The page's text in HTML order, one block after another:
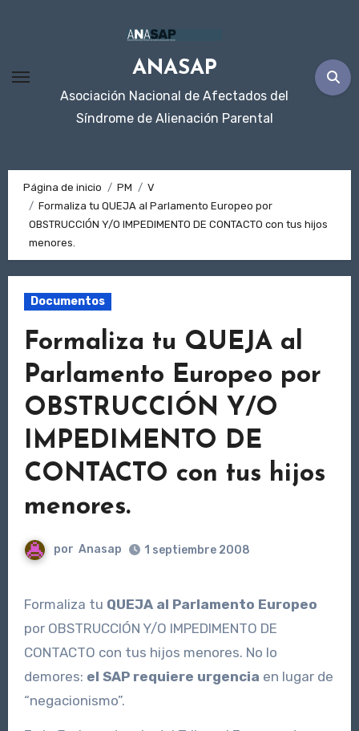
ANASAP
Asociación Nacional de Afectados del
Síndrome de Alienación Parental
Página de inicio PM
V
Formaliza tu QUEJA al Parlamento Europeo por
OBSTRUCCIÓN Y/O IMPEDIMENTO DE CONTACTO con tus hijos
menores.
Documentos
Formaliza tu QUEJA al
Parlamento Europeo por
OBSTRUCCIÓN Y/O
IMPEDIMENTO DE
CONTACTO con tus hijos
menores.
por Anasap 1 septiembre 2008
Formaliza tu QUEJA al Parlamento Europeo
por OBSTRUCCIÓN Y/O IMPEDIMENTO DE
CONTACTO con tus hijos menores. No lo
demores: el SAP requiere urgencia en lugar de
“negacionismo”.